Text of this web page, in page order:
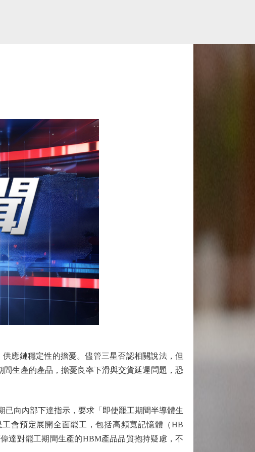
應鏈穩定性的擔憂。儘管三星否認相關說法，但
生產的產品，擔憂良率下滑與交貨延遲問題，恐
向內部下達指示，要求「即使罷工期間半導體生
會預定展開全面罷工，包括高頻寬記憶體（HB
達對罷工期間生產的HBM產品品質抱持疑慮，不